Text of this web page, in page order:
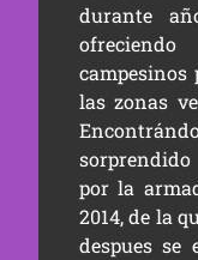
durante
campesinos
las zonas
por la
2014, de la
despues se